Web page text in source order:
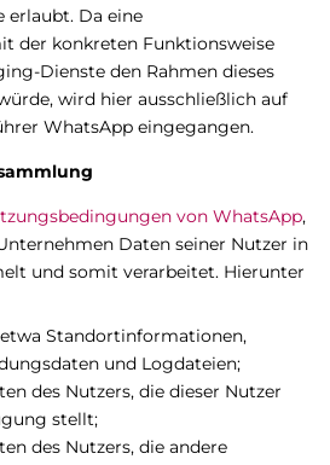
erlaubt. Da eine
der konkreten Funktionsweise
Dienste den Rahmen dieses
wird hier ausschließlich auf
WhatsApp eingegangen.
von WhatsApp,
Daten seiner Nutzer in
und somit verarbeitet. Hierunter
Standortinformationen,
und Logdateien;
des Nutzers, die dieser Nutzer
stellt;
des Nutzers, die andere